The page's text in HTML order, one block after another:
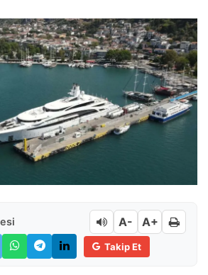
A- A+
Takip Et